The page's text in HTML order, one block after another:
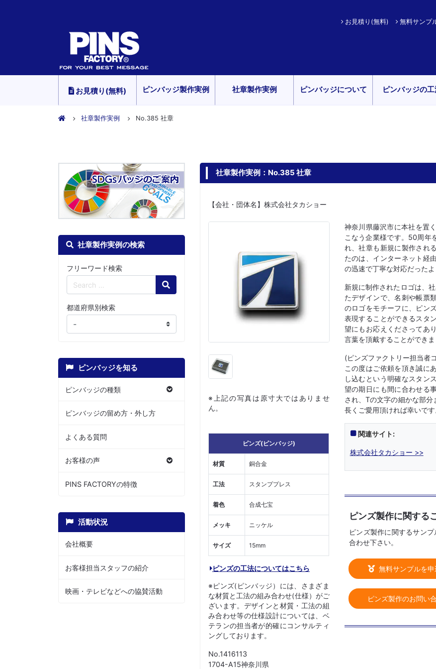
お見積り(無料) 無料サンプ
お見積り(無料) ピンバッジ製作実例 社章製作実例 ピンバッジについて ピンバッジの
社章製作実例 No.385 社章
社章製作実例の検索
フリーワード検索
Search
都道府県別検索
ピンバッジを知る
ピンバッジの種類
ピンバッジの留め方・外し方
よくある質問
お客様の声
PINS FACTORYの特徴
活動状況
会社概要
お客様担当スタッフの紹介
映画・テレビなどへの協賛活動
社章製作実例：No.385 社章
【会社・団体名】株式会社タカショー
※上記の写真は原寸大ではありませ
ん。
ピンズ(ピンバッジ)
材質 銅合金
工法 スタンププレス
着色 合成七宝
メッキ ニッケル
サイズ 15mm
ピンズの工法についてはこちら
※ピンズ(ピンバッジ）には、さまざま
な材質と工法の組み合わせ(仕様）がご
ざいます。デザインと材質・工法の組
み合わせ等の仕様設計については、ベ
テランの担当者が的確にコンサルティ
ングしております。
No.1416113
1704-A15神奈川県
神奈川県藤沢市に本社を置
こなう企業様です。50周年
れ、社章も新規に製作され
たのは、インターネット経
の迅速で丁寧な対応だったよ
新規に制作されたロゴは、
たデザインで、名刺や帳票
のロゴをモチーフに、ピン
表現することができるスタ
望にもお応えくださってあ
言葉を頂戴することができま
(ピンズファクトリー担当者
この度はご依頼を頂き誠に
し込むという明確なスタン
望の期日にも間に合わせる
され、Tの文字の細かな部
長くご愛用頂ければ幸いです
関連サイト:
株式会社タカショー >>
ピンズ製作に関する
ピンズ製作に関するサン
合わせ下さい。
無料サンプルを申
ピンズ製作のお問い